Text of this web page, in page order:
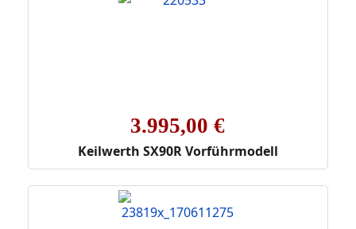
3.995,00 €
Keilwerth SX90R Vorführmodell